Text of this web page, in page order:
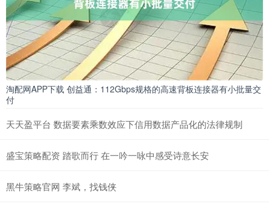
淘配网APP下载 创益通：112Gbps规格的高速背板连接器有小批量交
付
天天盈平台 数据要素乘数效应下信用数据产品化的法律规制
盛宝策略配资 踏歌而行 在一吟一咏中感受诗意长安
黑牛策略官网 李斌，找钱侠